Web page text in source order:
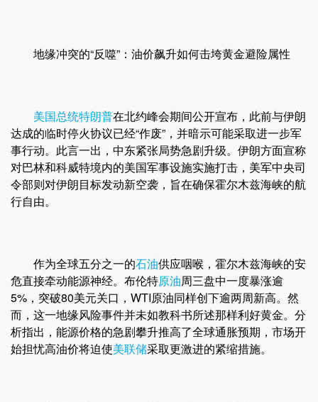
地缘冲突的“反噬”：油价飙升如何击垮黄金避险属性
美国总统特朗普在北约峰会期间公开宣布，此前与伊朗
达成的临时停火协议已经“作废”，并暗示可能采取进一步军
事行动。此言一出，中东紧张局势急剧升级。伊朗方面宣称
对巴林和科威特境内的美国军事设施实施打击，美军中央司
令部则对伊朗目标发动新空袭，旨在确保霍尔木兹海峡的航
行自由。
作为全球五分之一的石油供应咽喉，霍尔木兹海峡的安
危直接牵动能源神经。布伦特原油周三盘中一度暴涨逾
5%，突破80美元关口，WTI原油同样创下逾两周新高。然
而，这一地缘风险事件并未如教科书所述那样利好黄金。分
析指出，能源价格的急剧攀升推高了全球通胀预期，市场开
始担忧高油价将迫使美联储采取更激进的紧缩措施。